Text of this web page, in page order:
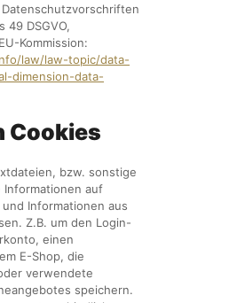
49 DSGVO,
Kommission:
law/law-topic/data-
dimension-data-
Cookies
bzw. sonstige
Informationen auf
Informationen aus
Z.B. um den Login-
einen
E-Shop, die
verwendete
speichern.